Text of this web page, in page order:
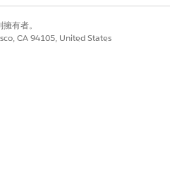
有者。
CA 94105, United States